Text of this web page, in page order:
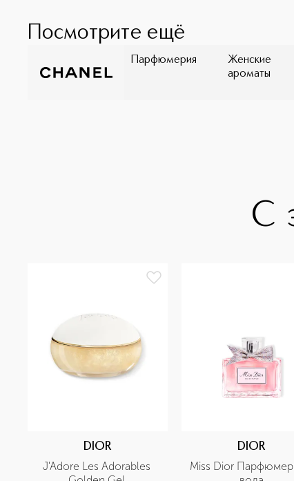
Посмотрите ещё
Парфюмерия
Женские
ароматы
С
DIOR
J'Adore Les Adorables
DIOR
Miss Dior